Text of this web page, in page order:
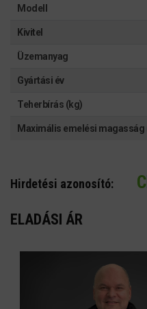
Modell
Kivitel
Üzemanyag
Gyártási év
Teherbírás (kg)
Maximális emelési magasság
Hirdetési azonosító:
ELADÁSI ÁR